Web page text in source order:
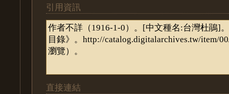
引用資訊
直接連結